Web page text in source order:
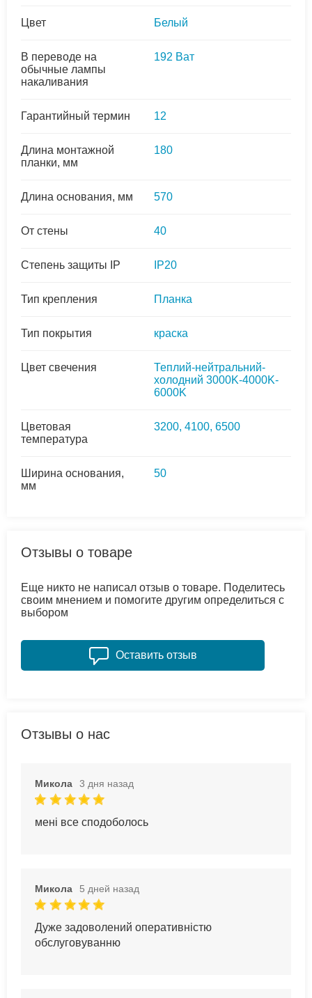
Цвет Белый
В переводе на
обычные лампы
накаливания
192 Ват
Гарантийный термин 12
Длина монтажной
планки, мм
180
Длина основания, мм 570
От стены 40
Степень защиты IP IP20
Тип крепления Планка
Тип покрытия краска
Цвет свечения
Теплий-нейтральний-
холодний 3000K-4000K-
6000K
Цветовая
температура
3200, 4100, 6500
Ширина основания,
мм
50
Отзывы о товаре
Еще никто не написал отзыв о товаре. Поделитесь
своим мнением и помогите другим определиться с
выбором
Оставить отзыв
Отзывы о нас
Микола 3 дня назад
мені все сподоболось
Микола 5 дней назад
Дуже задоволений оперативністю
обслуговуванню